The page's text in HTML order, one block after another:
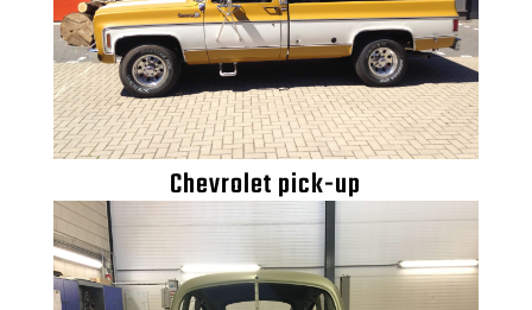
Chevrolet pick-up